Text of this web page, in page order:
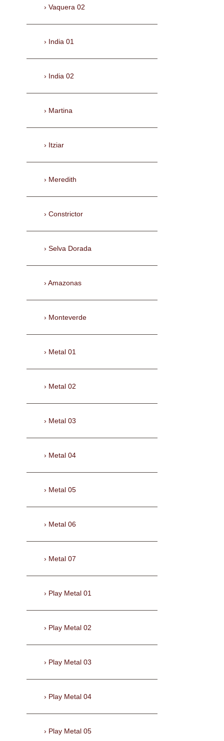
Vaquera 02
India 01
India 02
Martina
Itziar
Meredith
Constrictor
Selva Dorada
Amazonas
Monteverde
Metal 01
Metal 02
Metal 03
Metal 04
Metal 05
Metal 06
Metal 07
Play Metal 01
Play Metal 02
Play Metal 03
Play Metal 04
Play Metal 05